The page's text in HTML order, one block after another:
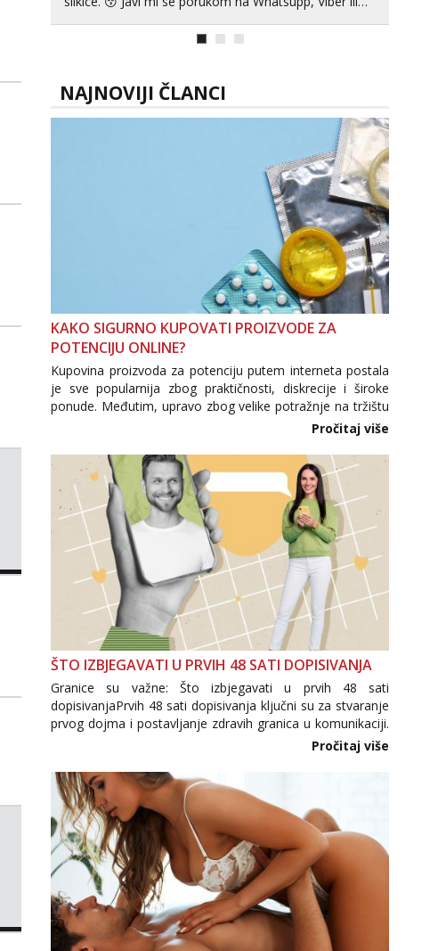
NAJNOVIJI ČLANCI
KAKO SIGURNO KUPOVATI PROIZVODE ZA
POTENCIJU ONLINE?
Kupovina proizvoda za potenciju putem interneta postala
je sve popularnija zbog praktičnosti, diskrecije i široke
ponude. Međutim, upravo zbog velike potražnje na tržištu
se pojavljuju i brojni krivotvoreni proizvodi, nepouzdane
internetske trgovine te proizvodi nepoznatog podrijetla. ...
Pročitaj više
ŠTO IZBJEGAVATI U PRVIH 48 SATI DOPISIVANJA
Granice su važne: Što izbjegavati u prvih 48 sati
dopisivanjaPrvih 48 sati dopisivanja ključni su za stvaranje
prvog dojma i postavljanje zdravih granica u komunikaciji.
Važno je izbjeći prebrzo otkrivanje osobnih ili intimnih
informacija, jer nepoznata osoba još nije zaslužila to
povjerenje. Takođe...
Pročitaj više